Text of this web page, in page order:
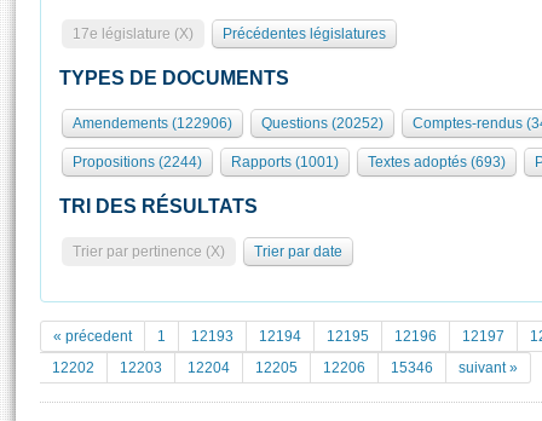
Présidence
577 députés
Groupes politiques
Séance publique
Commissions et autres organes
Europe et International
Pétitions
Documents parlementaires
Projets de loi
Rôle et pouvoirs de l'Assemblée
Organisation de l'Assemblée
Présidence Conférence des Présidents Bureau Collège des
Statistiques et chiffres clés
Documents de référence
( Constitution | Règlement de l'Assemblée ... )
Visiter l'Assemblée
Visite virtuelle du palais Bourbon
Assister à une séance
La Bibliothèque
Les archives
17e législature (X) Précédentes législatures
TYPES DE DOCUMENTS
Amendements (122906) Questions (20252) Comptes-rendus
Propositions (2244) Rapports (1001) Textes adoptés (693)
TRI DES RÉSULTATS
Trier par pertinence (X) Trier par date
« précedent 1 12193 12194 12195 12196 12197
12202
12203 12204 12205 12206 15346 suivant »